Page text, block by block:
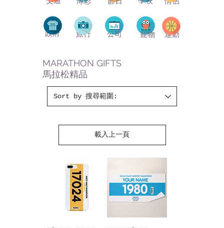
政府 旅行 公司 寵物 運動
MARATHON GIFTS
馬拉松精品
載入上一頁